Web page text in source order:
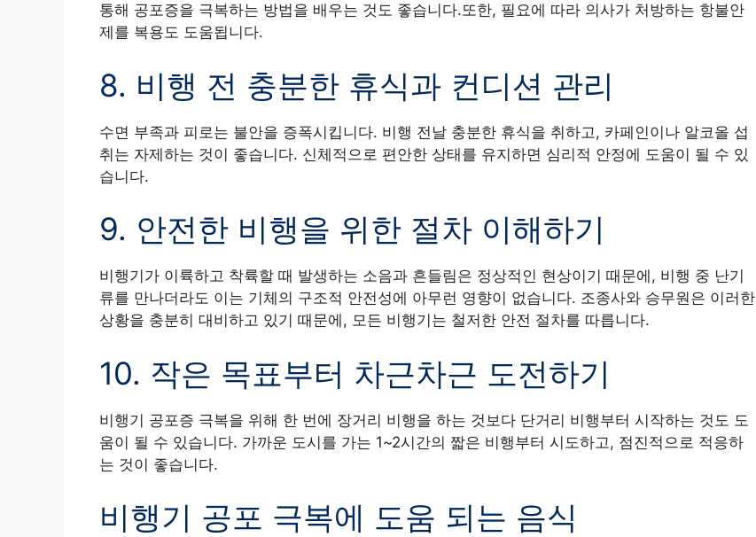
통해 공포증을 극복하는 방법을 배우는 것도 좋습니다.또한, 필요에 따라 의사가 처방하는 항불안
제를 복용도 도움됩니다.
8. 비행 전 충분한 휴식과 컨디션 관리
수면 부족과 피로는 불안을 증폭시킵니다. 비행 전날 충분한 휴식을 취하고, 카페인이나 알코올 섭
취는 자제하는 것이 좋습니다. 신체적으로 편안한 상태를 유지하면 심리적 안정에 도움이 될 수 있
습니다.
9. 안전한 비행을 위한 절차 이해하기
비행기가 이륙하고 착륙할 때 발생하는 소음과 흔들림은 정상적인 현상이기 때문에, 비행 중 난기
류를 만나더라도 이는 기체의 구조적 안전성에 아무런 영향이 없습니다. 조종사와 승무원은 이러한
상황을 충분히 대비하고 있기 때문에, 모든 비행기는 철저한 안전 절차를 따릅니다.
10. 작은 목표부터 차근차근 도전하기
비행기 공포증 극복을 위해 한 번에 장거리 비행을 하는 것보다 단거리 비행부터 시작하는 것도 도
움이 될 수 있습니다. 가까운 도시를 가는 1~2시간의 짧은 비행부터 시도하고, 점진적으로 적응하
는 것이 좋습니다.
비행기 공포 극복에 도움 되는 음식